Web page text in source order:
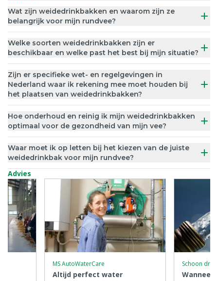
Wat zijn weidedrinkbakken en waarom zijn ze
belangrijk voor mijn rundvee?
Welke soorten weidedrinkbakken zijn er
beschikbaar en welke past het best bij mijn situatie?
Zijn er specifieke wet- en regelgevingen in
Nederland waar ik rekening mee moet houden bij
het plaatsen van weidedrinkbakken?
Hoe onderhoud en reinig ik mijn weidedrinkbakken
optimaal voor de gezondheid van mijn vee?
Waar moet ik op letten bij het kiezen van de juiste
weidedrinkbak voor mijn rundvee?
Advies
MS AutoWaterCare
Altijd perfect water
Schoon
Wanneer